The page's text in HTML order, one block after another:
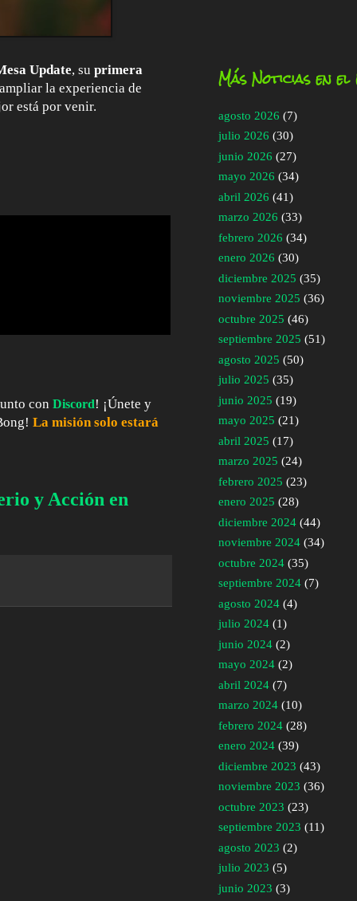
Update, su primera
la experiencia de
está por venir.
con Discord! ¡Únete y
La misión solo estará
y Acción en
Más Noticias en
agosto 2026 (7)
julio 2026 (30)
junio 2026 (27)
mayo 2026 (34)
abril 2026 (41)
marzo 2026 (33)
febrero 2026 (34)
enero 2026 (30)
diciembre 2025 (35)
noviembre 2025 (36)
octubre 2025 (46)
septiembre 2025 (51)
agosto 2025 (50)
julio 2025 (35)
junio 2025 (19)
mayo 2025 (21)
abril 2025 (17)
marzo 2025 (24)
febrero 2025 (23)
enero 2025 (28)
diciembre 2024 (44)
noviembre 2024 (34)
octubre 2024 (35)
septiembre 2024 (7)
agosto 2024 (4)
julio 2024 (1)
junio 2024 (2)
mayo 2024 (2)
abril 2024 (7)
marzo 2024 (10)
febrero 2024 (28)
enero 2024 (39)
diciembre 2023 (43)
noviembre 2023 (36)
octubre 2023 (23)
septiembre 2023 (11)
agosto 2023 (2)
julio 2023 (5)
junio 2023 (3)